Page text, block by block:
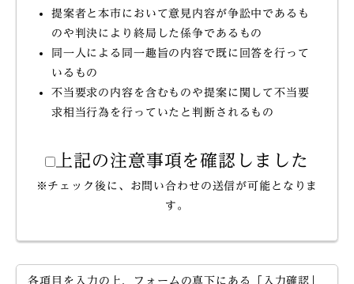
提案者と本市において意見内容が争訟中であるも
のや判決により終局した係争であるもの
同一人による同一趣旨の内容で既に回答を行って
いるもの
不当要求の内容を含むものや提案に関して不当要
求相当行為を行っていたと判断されるもの
上記の注意事項を確認しました
※チェック後に、お問い合わせの送信が可能となりま
す。
各項目を入力の上，フォームの真下にある「入力確認」